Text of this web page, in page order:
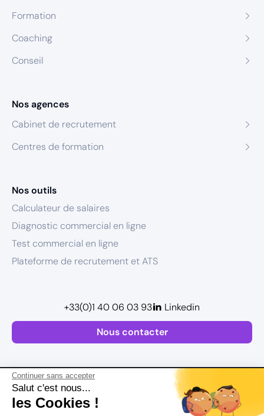
Continuer sans accepter
Salut c'est nous...
les Cookies !
Formation
Coaching
Conseil
Nos agences
Cabinet de recrutement
Centres de formation
Nos outils
Calculateur de salaires
Diagnostic commercial en ligne
Test commercial en ligne
Plateforme de recrutement et ATS
Nous contacter
+33(0)1 40 06 03 93 Linkedin